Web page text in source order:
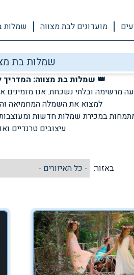
מועדונים לבת מצווה שמלות
שמלות בת
👑 שמלות בת מצווה:
מרשימה ובלתי נשכחת. אנו
למצוא את השמלה המחמיאה
במכירת שמלות חדשות
עיצובים טרנדיים
באזור: